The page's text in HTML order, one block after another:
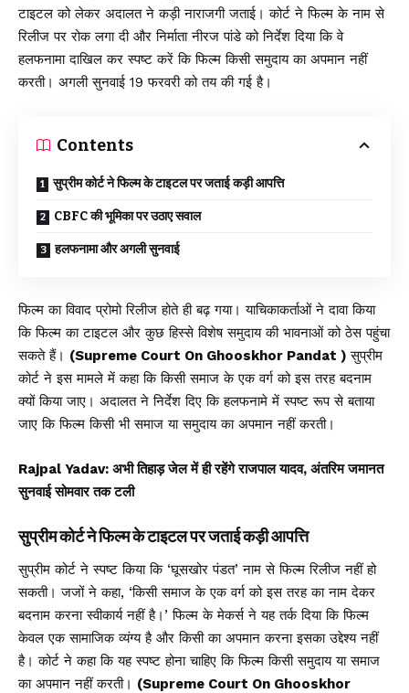
टाइटल को लेकर अदालत ने कड़ी नाराजगी जताई। कोर्ट ने फिल्म के नाम से
रिलीज पर रोक लगा दी और निर्माता नीरज पांडे को निर्देश दिया कि वे
हलफनामा दाखिल कर स्पष्ट करें कि फिल्म किसी समुदाय का अपमान नहीं
करती। अगली सुनवाई 19 फरवरी को तय की गई है।
Contents
सुप्रीम कोर्ट ने फिल्म के टाइटल पर जताई कड़ी आपत्ति
CBFC की भूमिका पर उठाए सवाल
हलफनामा और अगली सुनवाई
फिल्म का विवाद प्रोमो रिलीज होते ही बढ़ गया। याचिकाकर्ताओं ने दावा किया
कि फिल्म का टाइटल और कुछ हिस्से विशेष समुदाय की भावनाओं को ठेस पहुंचा
सकते हैं। (Supreme Court On Ghooskhor Pandat )सुप्रीम
कोर्ट ने इस मामले में कहा कि किसी समाज के एक वर्ग को इस तरह बदनाम
क्यों किया जाए। अदालत ने निर्देश दिए कि हलफनामे में स्पष्ट रूप से बताया
जाए कि फिल्म किसी भी समाज या समुदाय का अपमान नहीं करती।
Rajpal Yadav: अभी तिहाड़ जेल में ही रहेंगे राजपाल यादव, अंतरिम जमानत
सुनवाई सोमवार तक टली
सुप्रीम कोर्ट ने फिल्म के टाइटल पर जताई कड़ी आपत्ति
सुप्रीम कोर्ट ने स्पष्ट किया कि ‘घूसखोर पंडत’ नाम से फिल्म रिलीज नहीं हो
सकती। जजों ने कहा, ‘किसी समाज के एक वर्ग को इस तरह का नाम देकर
बदनाम करना स्वीकार्य नहीं है।’ फिल्म के मेकर्स ने यह तर्क दिया कि फिल्म
केवल एक सामाजिक व्यंग्य है और किसी का अपमान करना इसका उद्देश्य नहीं
है। कोर्ट ने कहा कि यह स्पष्ट होना चाहिए कि फिल्म किसी समुदाय या समाज
का अपमान नहीं करती। (Supreme Court On Ghooskhor